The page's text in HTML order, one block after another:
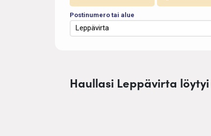
Postinumero tai alue
Haullasi Leppävirta